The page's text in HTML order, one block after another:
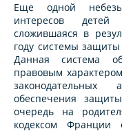
Еще одной
интересов детей
сложившаяся в
году системы
Данная система
правовым
законодательных
обеспечения
очередь на
кодексом Франции